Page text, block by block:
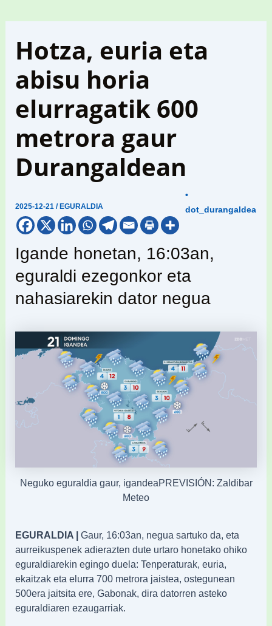
Hotza, euria eta
abisu horia
elurragatik 600
metrora gaur
Durangaldean
2025-12-21/ EGURALDIA
•
dot_durangaldea
Igande honetan, 16:03an,
eguraldi ezegonkor eta
nahasiarekin dator negua
Neguko eguraldia gaur, igandeaPREVISIÓN: Zaldibar
Meteo
EGURALDIA | Gaur, 16:03an, negua sartuko da, eta
aurreikuspenek adierazten dute urtaro honetako ohiko
eguraldiarekin egingo duela: Tenperaturak, euria,
ekaitzak eta elurra 700 metrora jaistea, ostegunean
500era jaitsita ere, Gabonak, dira datorren asteko
eguraldiaren ezaugarriak.